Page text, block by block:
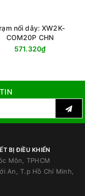
nối dây: XW2K-
COM20P CHN
571.320₫
BỊ ĐIỀU KHIỂN
Môn, TPHCM
An, T.p Hồ Chí Minh,